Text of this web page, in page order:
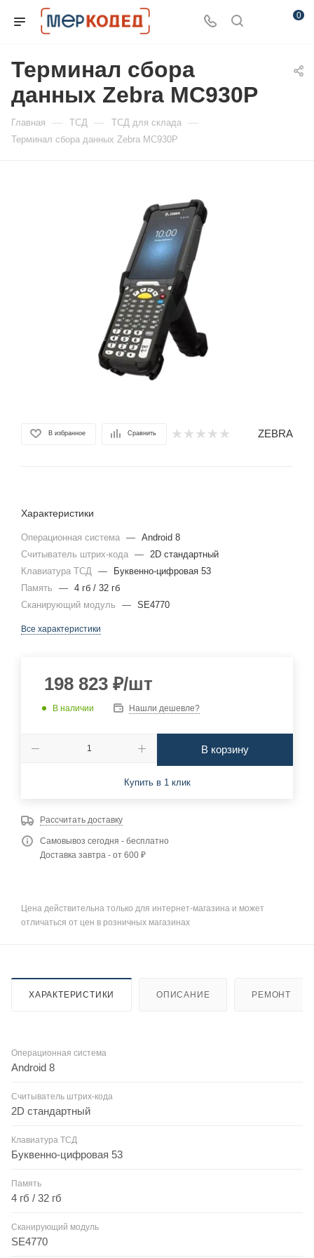
0
Терминал сбора
данных Zebra MC930P
Главная — ТСД — ТСД для склада —
Терминал сбора данных Zebra MC930P
В избранное Сравнить ZEBRA
Характеристики
Операционная система — Android 8
Считыватель штрих-кода — 2D стандартный
Клавиатура ТСД —
Буквенно-цифровая 53
Память
— 4 гб / 32 гб
Сканирующий модуль
— SE4770
Все характеристики
198 823 ₽/шт
В наличии Нашли дешевле?
В корзину
Купить в 1 клик
Рассчитать доставку
Самовывоз сегодня - бесплатно
Доставка завтра - от 600 ₽
Цена действительна только для интернет-магазина и может
отличаться от цен в розничных магазинах
ХАРАКТЕРИСТИКИ ОПИСАНИЕ РЕМОНТ
Операционная система
Android 8
Считыватель штрих-кода
2D стандартный
Клавиатура ТСД
Буквенно-цифровая 53
Память
4 гб / 32 гб
Сканирующий модуль
SE4770